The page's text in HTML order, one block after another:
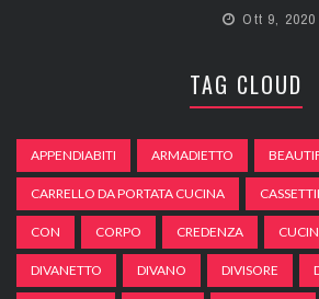
Ott 9, 2020
TAG CLOUD
APPENDIABITI ARMADIETTO
CARRELLO DA PORTATA CUCINA
CON CORPO CREDENZA
DIVANETTO DIVANO DIVISORE